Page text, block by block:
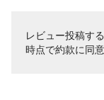
レビュー投稿す
時点で約款に同